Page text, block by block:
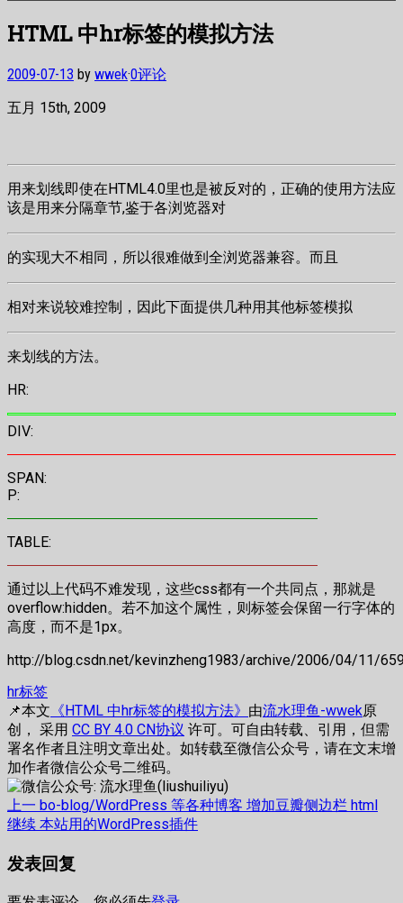
HTML 中hr标签的模拟方法
2009-07-13 by wwek·0评论
五月 15th, 2009
用来划线即使在HTML4.0里也是被反对的，正确的使用方法应
该是用来分隔章节,鉴于各浏览器对
的实现大不相同，所以很难做到全浏览器兼容。而且
相对来说较难控制，因此下面提供几种用其他标签模拟
来划线的方法。
HR:
DIV:
SPAN:
P:
TABLE:
通过以上代码不难发现，这些css都有一个共同点，那就是
overflow:hidden。若不加这个属性，则标签会保留一行字体的
高度，而不是1px。
http://blog.csdn.net/kevinzheng1983/archive/2006/04/11/
hr标签
📌本文 《HTML 中hr标签的模拟方法》 由流水理鱼-wwek原
创， 采用 CC BY 4.0 CN协议 许可。可自由转载、引用，但需
署名作者且注明文章出处。如转载至微信公众号，请在文末增
加作者微信公众号二维码。
文
章
导
上一 上
篇
章：
bo-blog/WordPress 等各种博客 增加豆瓣侧边栏 html
继续 下
文
本站用的WordPress插件
发表回复